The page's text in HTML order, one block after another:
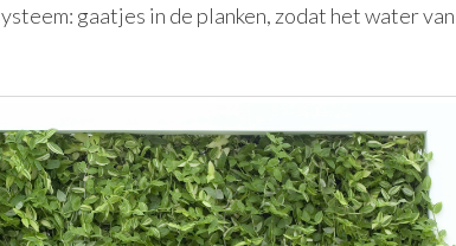
gaatjes in de planken, zodat het water van